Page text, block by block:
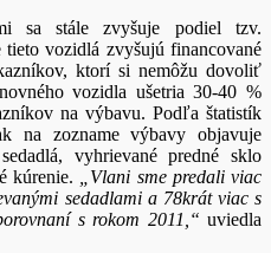
sa stále zvyšuje podiel tzv.
tieto vozidlá zvyšujú financované
ktorí si nemôžu dovoliť
vozidla ušetria 30-40 %
na výbavu. Podľa štatistík
na zozname výbavy objavuje
vyhrievané predné sklo
kúrenie.
„Vlani sme predali viac
sedadlami a 78krát viac s
s rokom 2011,“ uviedla